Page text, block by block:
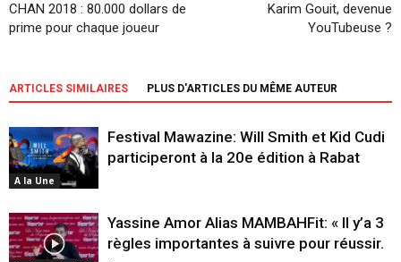
CHAN 2018 : 80.000 dollars de
prime pour chaque joueur
Karim Gouit, devenue
YouTubeuse ?
ARTICLES SIMILAIRES PLUS D'ARTICLES DU MÊME AUTEUR
A la Une
Festival Mawazine: Will Smith et Kid Cudi
participeront à la 20e édition à Rabat
Yassine Amor Alias MAMBAHFit: « Il y’a 3
règles importantes à suivre pour réussir.